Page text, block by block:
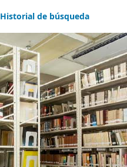
Historial de búsqueda